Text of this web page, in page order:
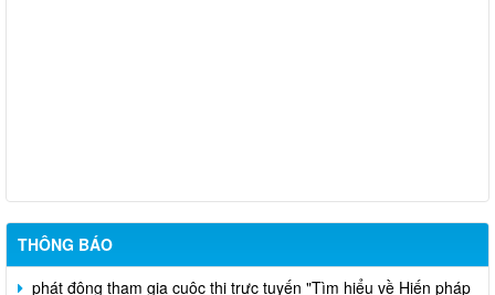
THÔNG BÁO
Chuyển mục đích sử dụng đất - Bùi Thị Xuân Hương
phát động tham gia cuộc thi trực tuyến "Tìm hiểu về Hiến pháp
và pháp luật trong kỷ nguyên số" do Bộ Tư pháp tổ chức